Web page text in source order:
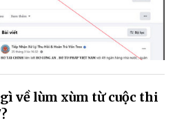
về lùm xùm từ cuộc thi